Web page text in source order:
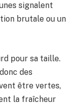
signalent
brutale ou un
pour sa taille.
des
être vertes,
la fraîcheur